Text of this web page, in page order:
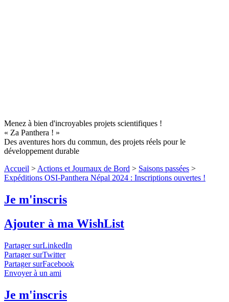
Menez à bien d'incroyables projets scientifiques !
« Za Panthera ! »
Des aventures hors du commun, des projets réels pour le
développement durable
Accueil > Actions et Journaux de Bord > Saisons passées >
Expéditions OSI-Panthera Népal 2024 : Inscriptions ouvertes !
Je m'inscris
Ajouter à ma WishList
Partager surLinkedIn
Partager surTwitter
Partager surFacebook
Envoyer à un ami
Je m'inscris